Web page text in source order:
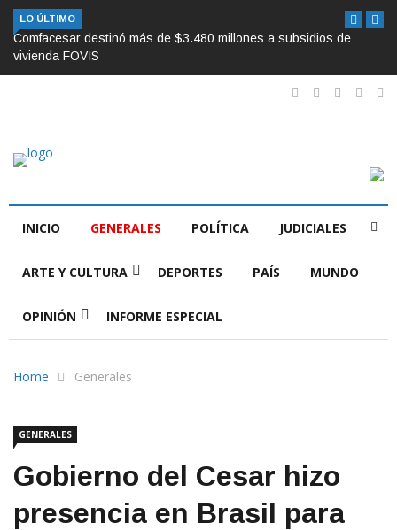
LO ÚLTIMO
Comfacesar destinó más de $3.480 millones a subsidios de
vivienda FOVIS
INICIO GENERALES POLÍTICA JUDICIALES
ARTE Y CULTURA DEPORTES PAÍS MUNDO
OPINIÓN INFORME ESPECIAL
Home Generales
GENERALES
Gobierno del Cesar hizo
presencia en Brasil para